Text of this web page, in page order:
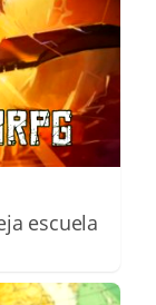
escuela